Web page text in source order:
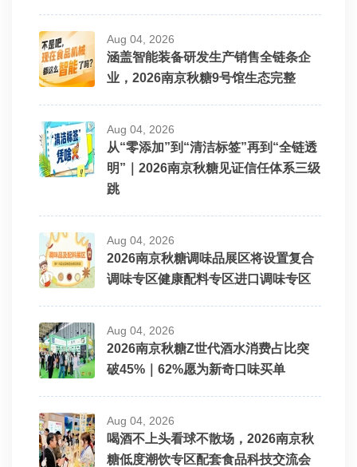
Aug 04, 2026
涵盖智能装备研发生产销售全链条企
业，2026南京秋糖9号馆生态完整
Aug 04, 2026
从“零添加”到“清洁标签”再到“全链透
明”｜2026南京秋糖见证信任体系三级
跳
Aug 04, 2026
2026南京秋糖调味品展区将设置复合
调味专区健康配料专区进口调味专区
Aug 04, 2026
2026南京秋糖Z世代酒水消费占比突
破45%｜62%愿为新奇口味买单
Aug 04, 2026
喝酒不上头看球不散场，2026南京秋
糖低度潮饮专区配套食品科技交流会